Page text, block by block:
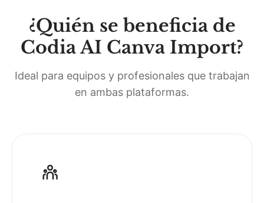
¿Quién se beneficia de
Codia AI Canva Import?
Ideal para equipos y profesionales que trabajan
en ambas plataformas.